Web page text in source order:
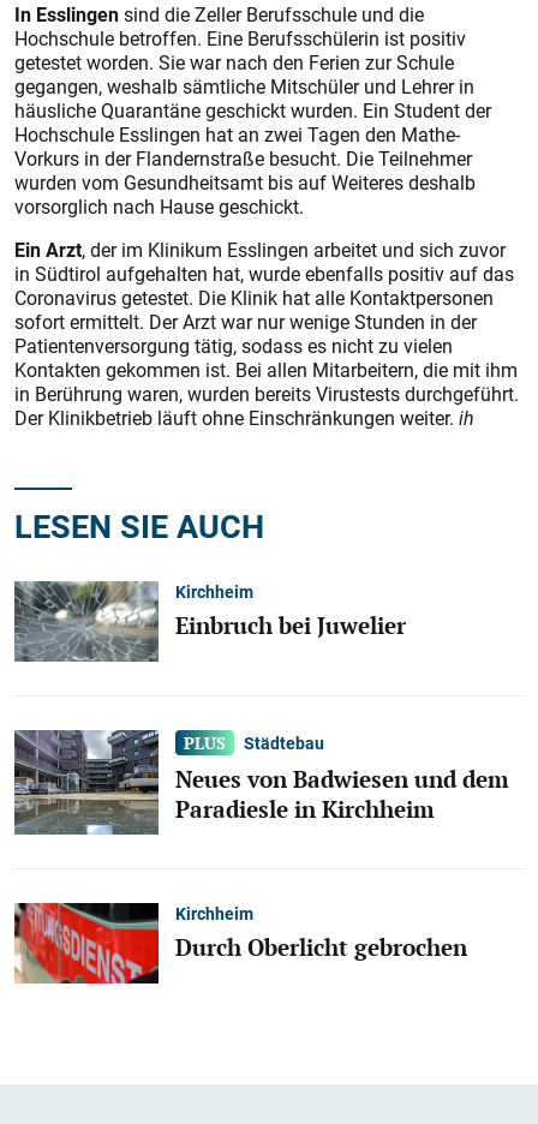
In Esslingensind die Zeller Berufsschule und die
Hochschule betroffen. Eine Berufsschülerin ist positiv
getestet worden. Sie war nach den Ferien zur Schule
gegangen, weshalb sämtliche Mitschüler und Lehrer in
häusliche Quarantäne geschickt wurden. Ein Student der
Hochschule Esslingen hat an zwei Tagen den Mathe-
Vorkurs in der Flandernstraße besucht. Die Teilnehmer
wurden vom Gesundheitsamt bis auf Weiteres deshalb
vorsorglich nach Hause geschickt.
Ein Arzt, der im Klinikum Esslingen arbeitet und sich zuvor
in Südtirol aufgehalten hat, wurde ebenfalls positiv auf das
Coronavirus getestet. Die Klinik hat alle Kontaktpersonen
sofort ermittelt. Der Arzt war nur wenige Stunden in der
Patientenversorgung tätig, sodass es nicht zu vielen
Kontakten gekommen ist. Bei allen Mitarbeitern, die mit ihm
in Berührung waren, wurden bereits Virustests durchgeführt.
Der Klinikbetrieb läuft ohne Einschränkungen weiter. ih
LESEN SIE AUCH
Kirchheim
Einbruch bei Juwelier
Städtebau
Neues von Badwiesen und dem
Paradiesle in Kirchheim
Kirchheim
Durch Oberlicht gebrochen